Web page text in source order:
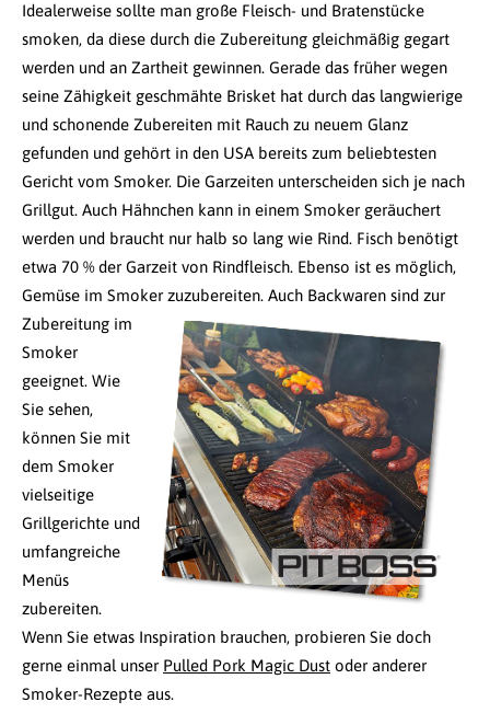
Idealerweise sollte man große Fleisch- und Bratenstücke
smoken, da diese durch die Zubereitung gleichmäßig gegart
werden und an Zartheit gewinnen. Gerade das früher wegen
seine Zähigkeit geschmähte Brisket hat durch das langwierige
und schonende Zubereiten mit Rauch zu neuem Glanz
gefunden und gehört in den USA bereits zum beliebtesten
Gericht vom Smoker. Die Garzeiten unterscheiden sich je nach
Grillgut. Auch Hähnchen kann in einem Smoker geräuchert
werden und braucht nur halb so lang wie Rind. Fisch benötigt
etwa 70 % der Garzeit von Rindfleisch. Ebenso ist es möglich,
Gemüse im Smoker zuzubereiten. Auch Backwaren sind zur
Zubereitung im
Smoker
geeignet. Wie
Sie sehen,
können Sie mit
dem Smoker
vielseitige
Grillgerichte und
umfangreiche
Menüs
zubereiten.
Wenn Sie etwas Inspiration brauchen, probieren Sie doch
gerne einmal unser Pulled Pork Magic Dust oder anderer
Smoker-Rezepte aus.